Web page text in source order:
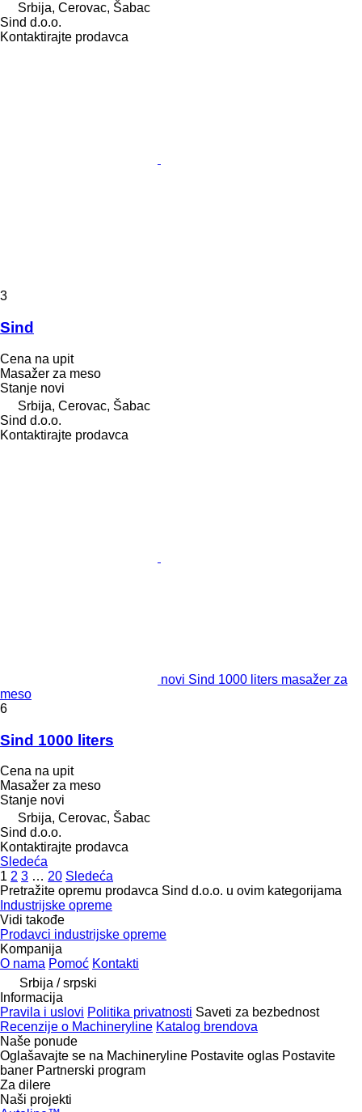
Srbija, Cerovac, Šabac
Sind d.o.o.
Kontaktirajte prodavca
3
Sind
Cena na upit
Masažer za meso
Stanje novi
Srbija, Cerovac, Šabac
Sind d.o.o.
Kontaktirajte prodavca
novi Sind 1000 liters masažer za
meso
6
Sind 1000 liters
Cena na upit
Masažer za meso
Stanje novi
Srbija, Cerovac, Šabac
Sind d.o.o.
Kontaktirajte prodavca
Sledeća
1 2 3 … 20 Sledeća
Pretražite opremu prodavca Sind d.o.o. u ovim kategorijama
Industrijske opreme
Vidi takođe
Prodavci industrijske opreme
Kompanija
O nama Pomoć Kontakti
Srbija / srpski
Informacija
Pravila i uslovi Politika privatnosti Saveti za bezbednost
Recenzije o Machineryline Katalog brendova
Naše ponude
Oglašavajte se na Machineryline Postavite oglas Postavite
baner Partnerski program
Za dilere
Naši projekti